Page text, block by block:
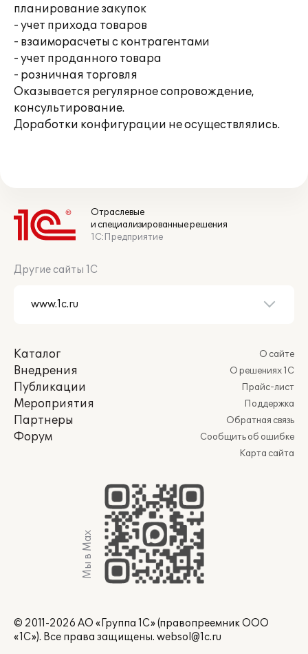
планирование закупок
- учет прихода товаров
- взаиморасчеты с контрагентами
- учет проданного товара
- розничная торговля
Оказывается регулярное сопровождение,
консультирование.
Доработки конфигурации не осуществлялись.
Отраслевые
и специализированные решения
1С:Предприятие
Другие сайты 1С
Каталог
Внедрения
Публикации
Мероприятия
Партнеры
Форум
О сайте
О решениях 1С
Прайс-лист
Поддержка
Обратная связь
Сообщить об ошибке
Карта сайта
Мы в Max
© 2011-2026 АО «Группа 1С» (правопреемник ООО
«1С»). Все права защищены. websol@1c.ru